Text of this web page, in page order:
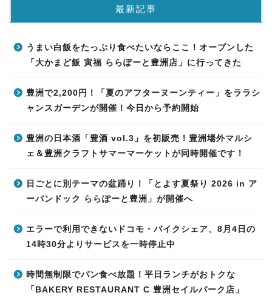
最新記事
うまい白飯をたっぷり食べたいならここ！オープンした
「大かまど飯 寅福 ららぽーと豊洲店」に行ってきた
豊洲で2,200円！「夏のアフターヌーンティー」をララシ
ャンスガーデンが開催！今日から予約開始
豊洲の日本酒「豊酒 vol.3」を初販売！豊洲場外マルシ
ェ＆豊洲クラフトサマーマーケットが同時開催です！
日ごとに別テーマの盆踊り！「とよす夏祭り 2026 in ア
ーバンドック ららぽーと豊洲」が開催へ
エラーで利用できないドコモ・バイクシェア、8月4日の
14時30分よりサービスを一時停止中
時間無制限でパン食べ放題！平日ランチがおトクな
「BAKERY RESTAURANT C 豊洲セイルパーク店」